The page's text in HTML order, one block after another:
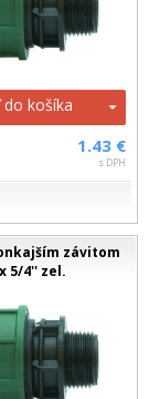
do košíka
1.43 €
s DPH
závitom
5/4'' zel.